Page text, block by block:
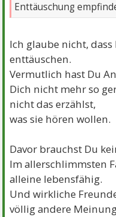
Enttäuschung
Ich glaube nicht,
enttäuschen.
Vermutlich hast Du
Dich nicht mehr so
nicht das erzählst,
was sie hören wollen.
Davor brauchst Du
Im allerschlimmsten
alleine lebensfähig.
Und wirkliche
völlig andere